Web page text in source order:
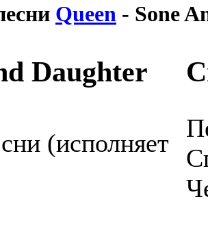
Queen - Sone
Daughter
(исполняет